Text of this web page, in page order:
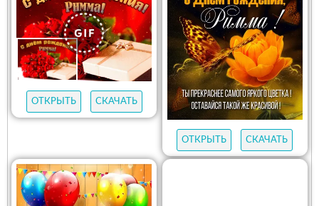
ОТКРЫТЬ СКАЧАТЬ
ОТКРЫТЬ СКАЧАТЬ